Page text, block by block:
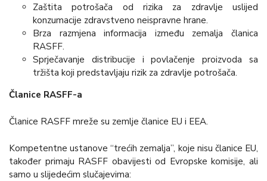
Zaštita potrošača od rizika za zdravlje uslijed
konzumacije zdravstveno neispravne hrane.
Brza razmjena informacija između zemalja članica
RASFF.
Sprječavanje distribucije i povlačenje proizvoda sa
tržišta koji predstavljaju rizik za zdravlje potrošača.
Članice RASFF-a
Članice RASFF mreže su zemlje članice EU i EEA.
Kompetentne ustanove “trećih zemalja”, koje nisu članice EU,
također primaju RASFF obavijesti od Evropske komisije, ali
samo u slijedećim slučajevima: